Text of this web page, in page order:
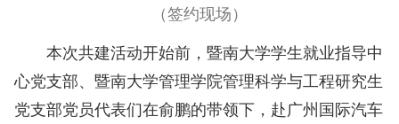
（签约现场）
本次共建活动开始前，暨南大学学生就业指导中
心党支部、暨南大学管理学院管理科学与工程研究生
党支部党员代表们在俞鹏的带领下，赴广州国际汽车